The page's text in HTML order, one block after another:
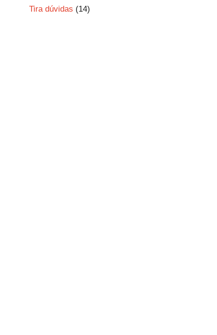
Tira dúvidas (14)